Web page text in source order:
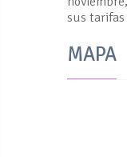
sus
MAPA